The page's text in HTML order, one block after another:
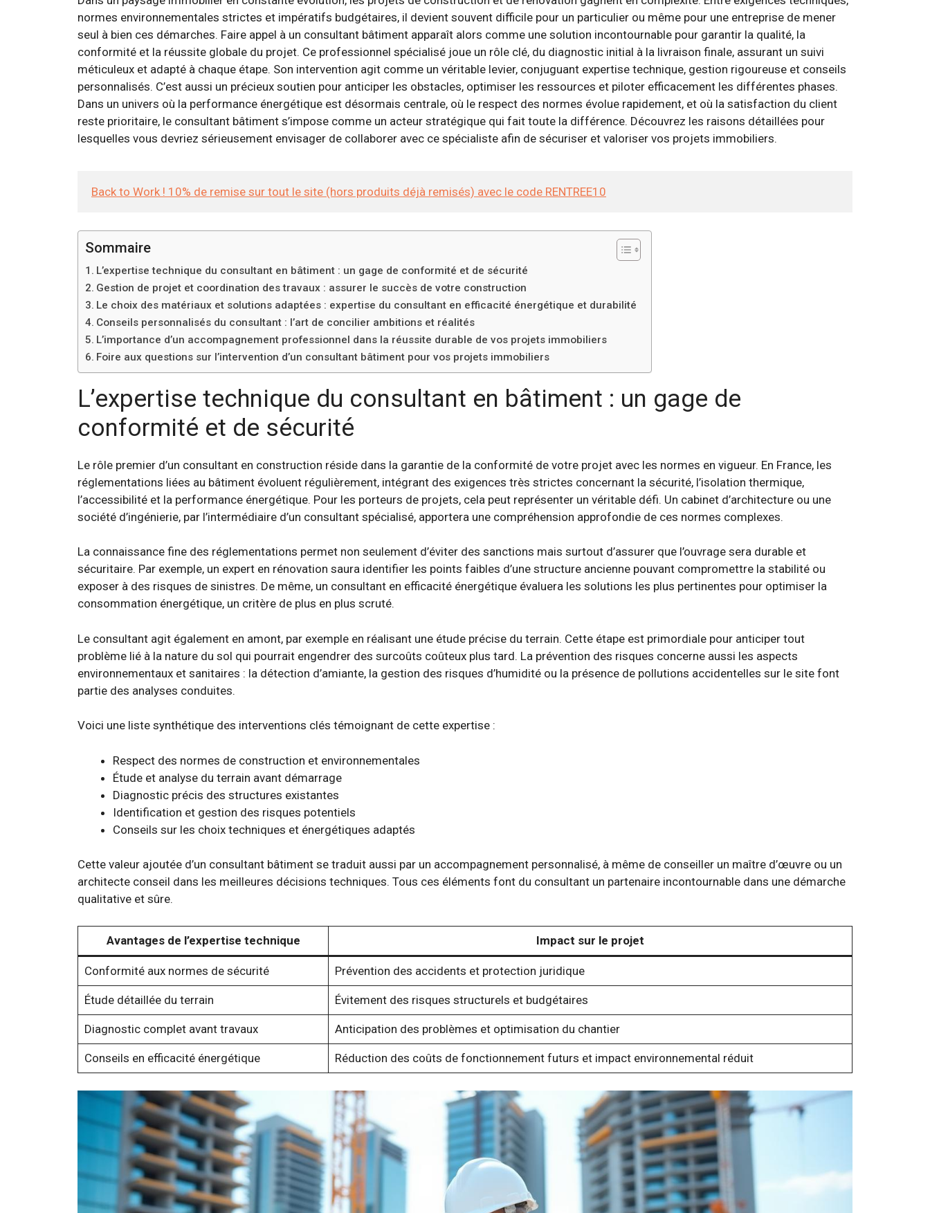
normes environnementales strictes et impératifs budgétaires, il devient souvent difficile pour un particulier ou même pour une entreprise de mener
seul à bien ces démarches. Faire appel à un consultant bâtiment apparaît alors comme une solution incontournable pour garantir la qualité, la
conformité et la réussite globale du projet. Ce professionnel spécialisé joue un rôle clé, du diagnostic initial à la livraison finale, assurant un suivi
méticuleux et adapté à chaque étape. Son intervention agit comme un véritable levier, conjuguant expertise technique, gestion rigoureuse et conseils
personnalisés. C’est aussi un précieux soutien pour anticiper les obstacles, optimiser les ressources et piloter efficacement les différentes phases.
Dans un univers où la performance énergétique est désormais centrale, où le respect des normes évolue rapidement, et où la satisfaction du client
reste prioritaire, le consultant bâtiment s’impose comme un acteur stratégique qui fait toute la différence. Découvrez les raisons détaillées pour
lesquelles vous devriez sérieusement envisager de collaborer avec ce spécialiste afin de sécuriser et valoriser vos projets immobiliers.
Back to Work ! 10% de remise sur tout le site (hors produits déjà remisés) avec le code RENTREE10
Sommaire
L’expertise technique du consultant en bâtiment : un gage de conformité et de sécurité
Gestion de projet et coordination des travaux : assurer le succès de votre construction
Le choix des matériaux et solutions adaptées : expertise du consultant en efficacité énergétique et durabilité
Conseils personnalisés du consultant : l’art de concilier ambitions et réalités
L’importance d’un accompagnement professionnel dans la réussite durable de vos projets immobiliers
Foire aux questions sur l’intervention d’un consultant bâtiment pour vos projets immobiliers
L’expertise technique du consultant en bâtiment : un gage de
conformité et de sécurité
Le rôle premier d’un consultant en construction réside dans la garantie de la conformité de votre projet avec les normes en vigueur. En France, les
réglementations liées au bâtiment évoluent régulièrement, intégrant des exigences très strictes concernant la sécurité, l’isolation thermique,
l’accessibilité et la performance énergétique. Pour les porteurs de projets, cela peut représenter un véritable défi. Un cabinet d’architecture ou une
société d’ingénierie, par l’intermédiaire d’un consultant spécialisé, apportera une compréhension approfondie de ces normes complexes.
La connaissance fine des réglementations permet non seulement d’éviter des sanctions mais surtout d’assurer que l’ouvrage sera durable et
sécuritaire. Par exemple, un expert en rénovation saura identifier les points faibles d’une structure ancienne pouvant compromettre la stabilité ou
exposer à des risques de sinistres. De même, un consultant en efficacité énergétique évaluera les solutions les plus pertinentes pour optimiser la
consommation énergétique, un critère de plus en plus scruté.
Le consultant agit également en amont, par exemple en réalisant une étude précise du terrain. Cette étape est primordiale pour anticiper tout
problème lié à la nature du sol qui pourrait engendrer des surcoûts coûteux plus tard. La prévention des risques concerne aussi les aspects
environnementaux et sanitaires : la détection d’amiante, la gestion des risques d’humidité ou la présence de pollutions accidentelles sur le site font
partie des analyses conduites.
Voici une liste synthétique des interventions clés témoignant de cette expertise :
Respect des normes de construction et environnementales
Étude et analyse du terrain avant démarrage
Diagnostic précis des structures existantes
Identification et gestion des risques potentiels
Conseils sur les choix techniques et énergétiques adaptés
Cette valeur ajoutée d’un consultant bâtiment se traduit aussi par un accompagnement personnalisé, à même de conseiller un maître d’œuvre ou un
architecte conseil dans les meilleures décisions techniques. Tous ces éléments font du consultant un partenaire incontournable dans une démarche
qualitative et sûre.
Avantages de l’expertise technique Impact sur le projet
Conformité aux normes de sécurité Prévention des accidents et protection juridique
Étude détaillée du terrain Évitement des risques structurels et budgétaires
Diagnostic complet avant travaux Anticipation des problèmes et optimisation du chantier
Conseils en efficacité énergétique Réduction des coûts de fonctionnement futurs et impact environnemental réduit